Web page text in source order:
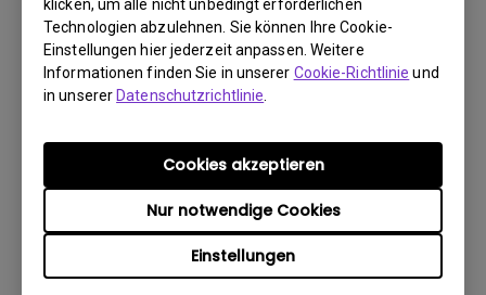
klicken, um alle nicht unbedingt erforderlichen
Technologien abzulehnen. Sie können Ihre Cookie-
Einstellungen hier jederzeit anpassen. Weitere
Informationen finden Sie in unserer Cookie-Richtlinie und
in unsererDatenschutzrichtlinie
Einstellungen
Nur notwendige Cookies
Cookies akzeptieren
Control Protocols
RS232 Control Guide
Dateigröße: